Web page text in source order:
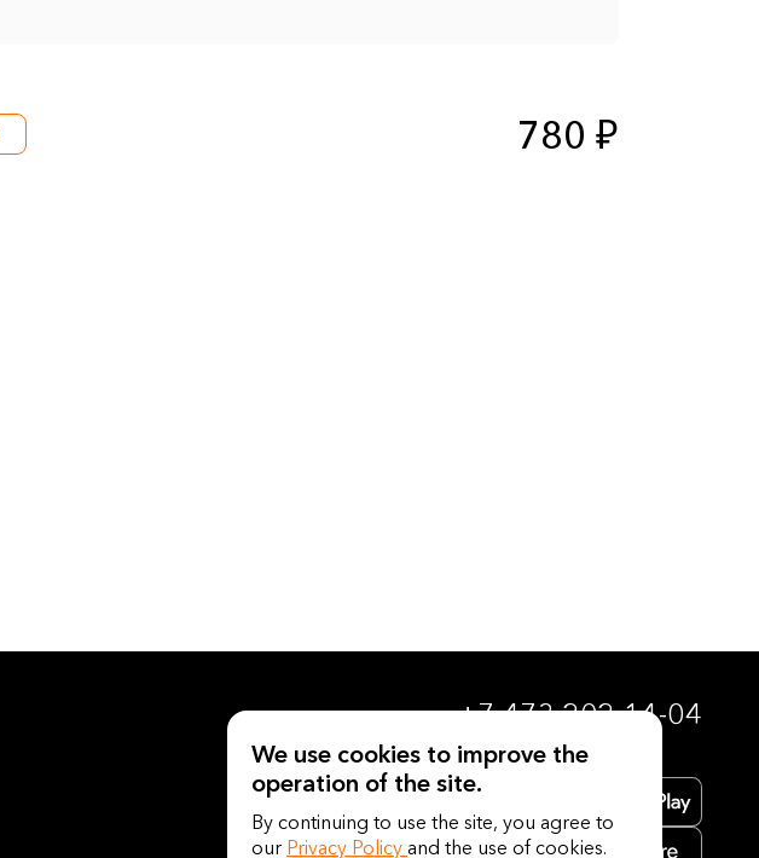
780 ₽
+7 473 202-14-04
We use cookies to improve the
operation of the site.
By continuing to use the site, you agree to
our Privacy Policy and the use of cookies.